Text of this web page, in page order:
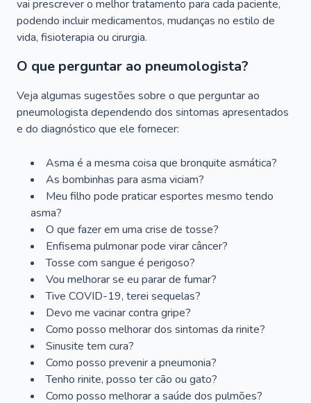
vai prescrever o melhor tratamento para cada paciente,
podendo incluir medicamentos, mudanças no estilo de
vida, fisioterapia ou cirurgia.
O que perguntar ao pneumologista?
Veja algumas sugestões sobre o que perguntar ao
pneumologista dependendo dos sintomas apresentados
e do diagnóstico que ele fornecer:
Asma é a mesma coisa que bronquite asmática?
As bombinhas para asma viciam?
Meu filho pode praticar esportes mesmo tendo
asma?
O que fazer em uma crise de tosse?
Enfisema pulmonar pode virar câncer?
Tosse com sangue é perigoso?
Vou melhorar se eu parar de fumar?
Tive COVID-19, terei sequelas?
Devo me vacinar contra gripe?
Como posso melhorar dos sintomas da rinite?
Sinusite tem cura?
Como posso prevenir a pneumonia?
Tenho rinite, posso ter cão ou gato?
Como posso melhorar a saúde dos pulmões?